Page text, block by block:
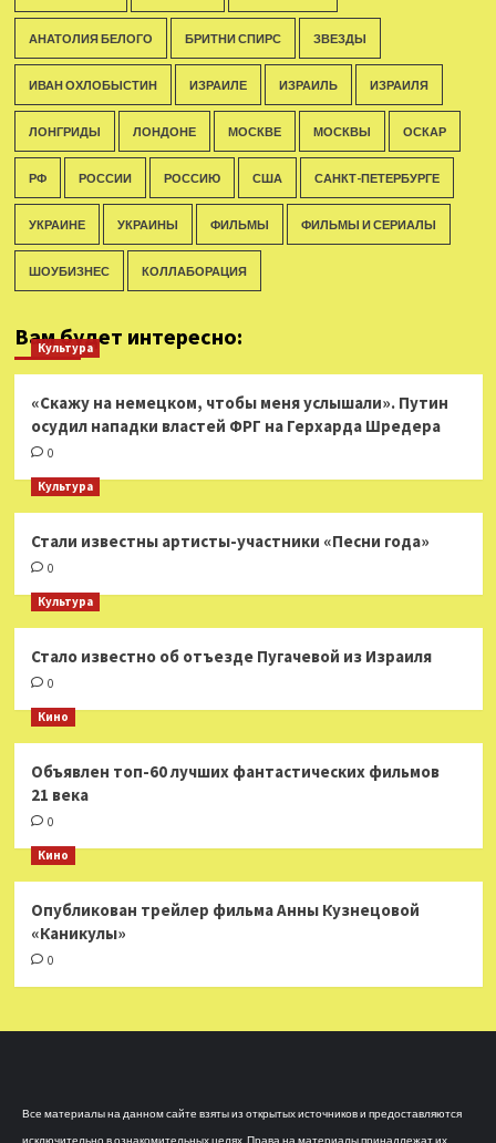
АНАТОЛИЯ БЕЛОГО БРИТНИ СПИРС ЗВЕЗДЫ
ИВАН ОХЛОБЫСТИН ИЗРАИЛЕ ИЗРАИЛЬ ИЗРАИЛЯ
ЛОНГРИДЫ ЛОНДОНЕ МОСКВЕ МОСКВЫ ОСКАР
РФ РОССИИ РОССИЮ США САНКТ-ПЕТЕРБУРГЕ
УКРАИНЕ УКРАИНЫ ФИЛЬМЫ ФИЛЬМЫ И СЕРИАЛЫ
ШОУБИЗНЕС КОЛЛАБОРАЦИЯ
Вам будет интересно:
Культура
«Скажу на немецком, чтобы меня услышали». Путин
осудил нападки властей ФРГ на Герхарда Шредера
0
Культура
Стали известны артисты-участники «Песни года»
0
Культура
Стало известно об отъезде Пугачевой из Израиля
0
Кино
Объявлен топ-60 лучших фантастических фильмов
21 века
0
Кино
Опубликован трейлер фильма Анны Кузнецовой
«Каникулы»
0
Все материалы на данном сайте взяты из открытых источников и предоставляются
исключительно в ознакомительных целях. Права на материалы принадлежат их